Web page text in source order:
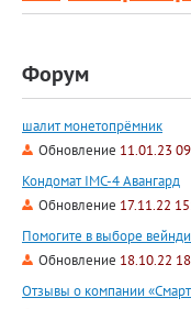
Форум
шалит монетопрёмник
Обновление 11.01.23
Кондомат IMC-4 Авангард
Обновление 17.11.22
Помогите в выборе
Обновление 18.10.22
Отзывы о компании